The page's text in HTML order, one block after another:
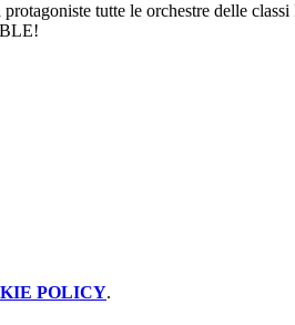
tutte le orchestre delle classi
POLICY.